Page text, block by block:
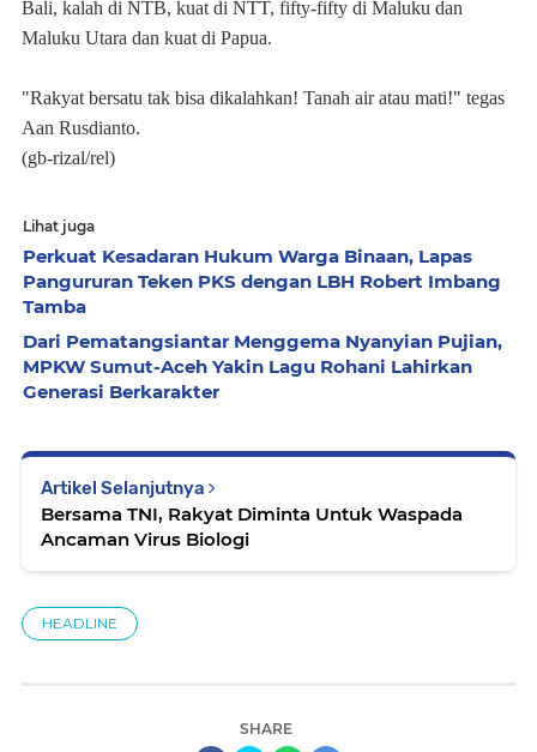
Bali, kalah di NTB, kuat di NTT, fifty-fifty di Maluku dan
Maluku Utara dan kuat di Papua.
"Rakyat bersatu tak bisa dikalahkan! Tanah air atau mati!" tegas
Aan Rusdianto.
(gb-rizal/rel)
Lihat juga
Perkuat Kesadaran Hukum Warga Binaan, Lapas
Pangururan Teken PKS dengan LBH Robert Imbang
Tamba
Dari Pematangsiantar Menggema Nyanyian Pujian,
MPKW Sumut-Aceh Yakin Lagu Rohani Lahirkan
Generasi Berkarakter
Artikel Selanjutnya
Bersama TNI, Rakyat Diminta Untuk Waspada
Ancaman Virus Biologi
HEADLINE
SHARE